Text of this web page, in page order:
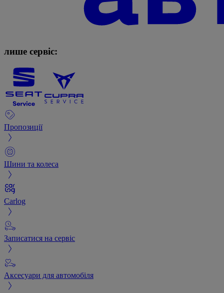
лише сервіс:
Пропозиції
Шини та колеса
Carlog
Записатися на сервіс
Аксесуари для автомобіля